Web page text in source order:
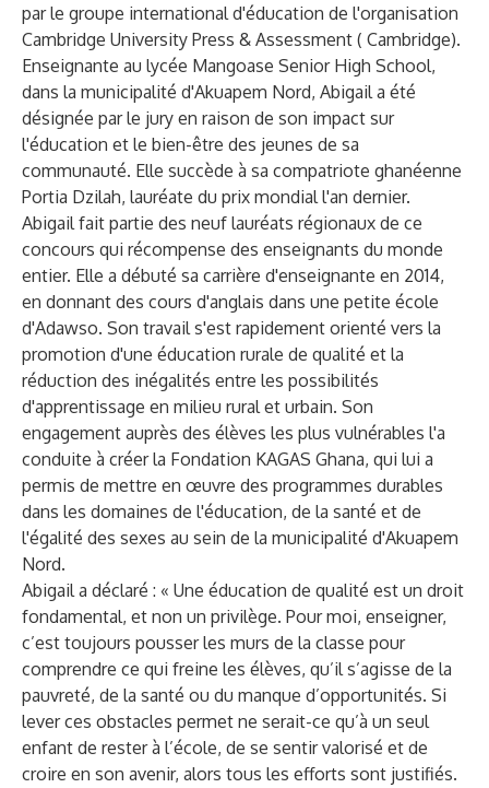
par le groupe international d'éducation de l'organisation
Cambridge University Press & Assessment ( Cambridge).
Enseignante au lycée Mangoase Senior High School,
dans la municipalité d'Akuapem Nord, Abigail a été
désignée par le jury en raison de son impact sur
l'éducation et le bien-être des jeunes de sa
communauté. Elle succède à sa compatriote ghanéenne
Portia Dzilah, lauréate du prix mondial l'an dernier.
Abigail fait partie des neuf lauréats régionaux de ce
concours qui récompense des enseignants du monde
entier. Elle a débuté sa carrière d'enseignante en 2014,
en donnant des cours d'anglais dans une petite école
d'Adawso. Son travail s'est rapidement orienté vers la
promotion d'une éducation rurale de qualité et la
réduction des inégalités entre les possibilités
d'apprentissage en milieu rural et urbain. Son
engagement auprès des élèves les plus vulnérables l'a
conduite à créer la Fondation KAGAS Ghana, qui lui a
permis de mettre en œuvre des programmes durables
dans les domaines de l'éducation, de la santé et de
l'égalité des sexes au sein de la municipalité d'Akuapem
Nord.
Abigail a déclaré : « Une éducation de qualité est un droit
fondamental, et non un privilège. Pour moi, enseigner,
c’est toujours pousser les murs de la classe pour
comprendre ce qui freine les élèves, qu’il s’agisse de la
pauvreté, de la santé ou du manque d’opportunités. Si
lever ces obstacles permet ne serait-ce qu’à un seul
enfant de rester à l’école, de se sentir valorisé et de
croire en son avenir, alors tous les efforts sont justifiés.